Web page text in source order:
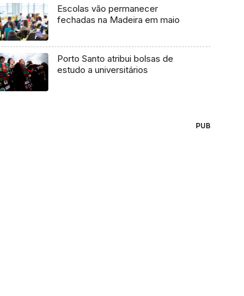
Escolas vão permanecer
fechadas na Madeira em maio
Porto Santo atribui bolsas de
estudo a universitários
PUB